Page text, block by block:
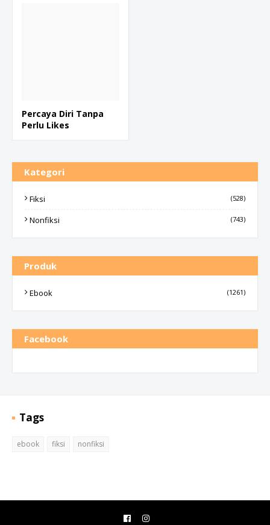
Percaya Diri Tanpa
Perlu Likes
Kategori
Fiksi (528)
Nonfiksi (743)
Produk
Ebook (1261)
Facebook
Tags
ebook fiksi nonfiksi